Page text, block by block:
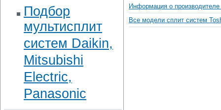
Подбор
мультисплит
систем Daikin,
Mitsubishi
Electric,
Panasonic
Информация о производителе
Все модели сплит систем